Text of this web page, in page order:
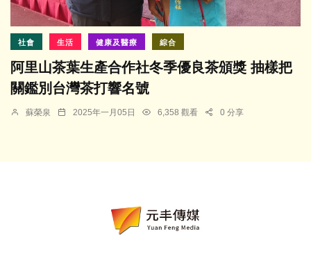
社會 生活 健康及醫療 綜合
阿里山茶葉生產合作社冬季優良茶頒獎 抽樣把
關鑑別台灣茶打響名號
蘇榮泉 2025年一月05日 6,358 觀看 0 分享